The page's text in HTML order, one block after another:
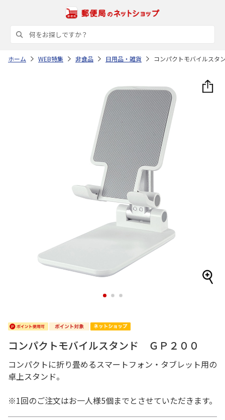
ホーム WEB特集 非食品 日用品・雑貨 コンパクトモバイルス
1 2 3
コンパクトモバイルスタンド ＧＰ２００
コンパクトに折り畳めるスマートフォン・タブレット用の
卓上スタンド。
※1回のご注文はお一人様5個までとさせていただきます。